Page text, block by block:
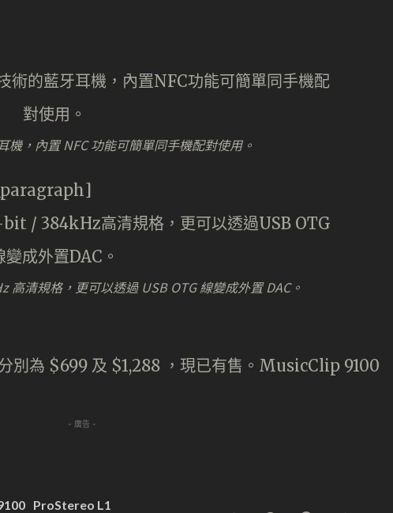
，內置 NFC 功能可簡單同手機配對使用。
清規格，更可以透過 USB OTG 線變成外置 DAC。
別為 $699 及 $1,288 ，現已有售。MusicClip 9100
- 廣告 -
ProStereo L1